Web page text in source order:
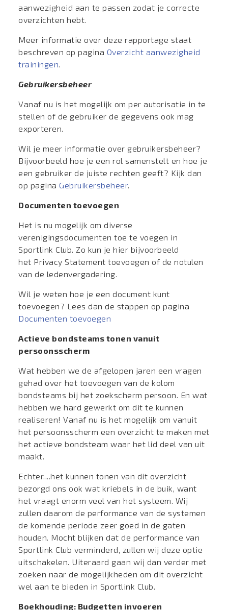
aanwezigheid aan te passen zodat je correcte
overzichten hebt.
Meer informatie over deze rapportage staat
beschreven op pagina Overzicht aanwezigheid
trainingen.
Gebruikersbeheer
Vanaf nu is het mogelijk om per autorisatie in te
stellen of de gebruiker de gegevens ook mag
exporteren.
Wil je meer informatie over gebruikersbeheer?
Bijvoorbeeld hoe je een rol samenstelt en hoe je
een gebruiker de juiste rechten geeft? Kijk dan
op pagina Gebruikersbeheer.
Documenten toevoegen
Het is nu mogelijk om diverse
verenigingsdocumenten toe te voegen in
Sportlink Club. Zo kun je hier bijvoorbeeld
het Privacy Statement toevoegen of de notulen
van de ledenvergadering.
Wil je weten hoe je een document kunt
toevoegen? Lees dan de stappen op pagina
Documenten toevoegen
Actieve bondsteams tonen vanuit
persoonsscherm
Wat hebben we de afgelopen jaren een vragen
gehad over het toevoegen van de kolom
bondsteams bij het zoekscherm persoon. En wat
hebben we hard gewerkt om dit te kunnen
realiseren! Vanaf nu is het mogelijk om vanuit
het persoonsscherm een overzicht te maken met
het actieve bondsteam waar het lid deel van uit
maakt.
Echter....het kunnen tonen van dit overzicht
bezorgd ons ook wat kriebels in de buik, want
het vraagt enorm veel van het systeem. Wij
zullen daarom de performance van de systemen
de komende periode zeer goed in de gaten
houden. Mocht blijken dat de performance van
Sportlink Club verminderd, zullen wij deze optie
uitschakelen. Uiteraard gaan wij dan verder met
zoeken naar de mogelijkheden om dit overzicht
wel aan te bieden in Sportlink Club.
Boekhouding: Budgetten invoeren